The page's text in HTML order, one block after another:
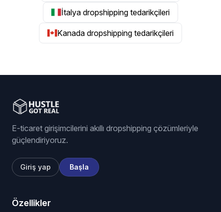
İtalya dropshipping tedarikçileri
Kanada dropshipping tedarikçileri
E-ticaret girişimcilerini akıllı dropshipping çözümleriyle
güçlendiriyoruz.
Giriş yap Başla
Özellikler